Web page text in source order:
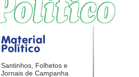
Material
Político
Santinhos, Folhetos e
Jornais de Campanha